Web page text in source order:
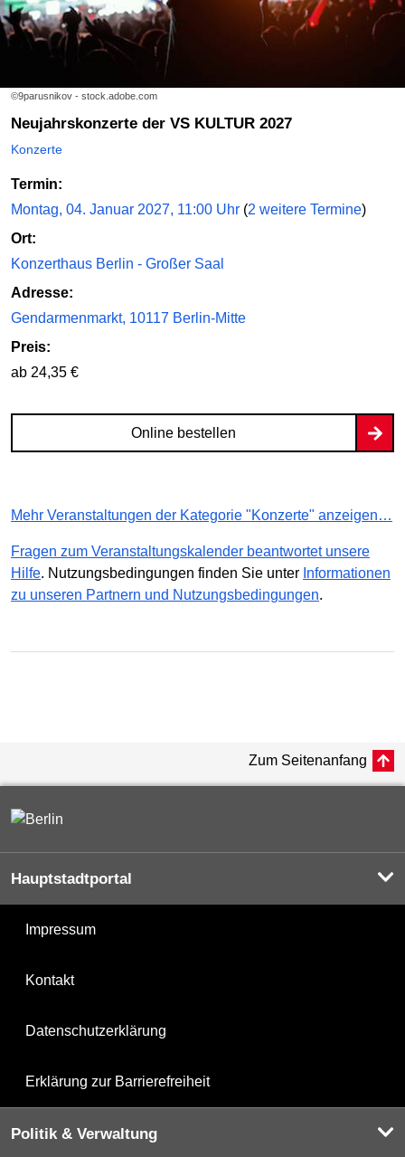
©9parusnikov - stock.adobe.com
Neujahrskonzerte der VS KULTUR 2027
Konzerte
Termin:
Montag, 04. Januar 2027, 11:00 Uhr (2 weitere Termine)
Ort:
Konzerthaus Berlin - Großer Saal
Adresse:
Gendarmenmarkt, 10117 Berlin-Mitte
Preis:
ab 24,35 €
Online bestellen
Mehr Veranstaltungen der Kategorie "Konzerte" anzeigen…
Fragen zum Veranstaltungskalender beantwortet unsere
Hilfe. Nutzungsbedingungen finden Sie unter Informationen
zu unseren Partnern und Nutzungsbedingungen.
Zum Seitenanfang
Hauptstadtportal
Impressum
Kontakt
Datenschutzerklärung
Erklärung zur Barrierefreiheit
Politik & Verwaltung